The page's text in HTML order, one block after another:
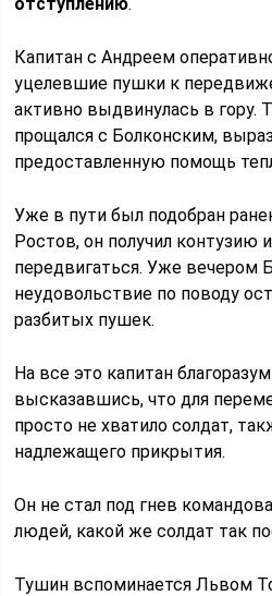
Капитан с Андреем
уцелевшие пушки к
активно выдвинулась в гору.
прощался с Болконским,
предоставленную помощь
Уже в пути был подобран
Ростов, он получил контузию
передвигаться. Уже вечером
неудовольствие по поводу
разбитых пушек.
На все это капитан
высказавшись, что для
просто не хватило солдат,
надлежащего прикрытия.
Он не стал под гнев
людей, какой же солдат так
Тушин вспоминается Львом